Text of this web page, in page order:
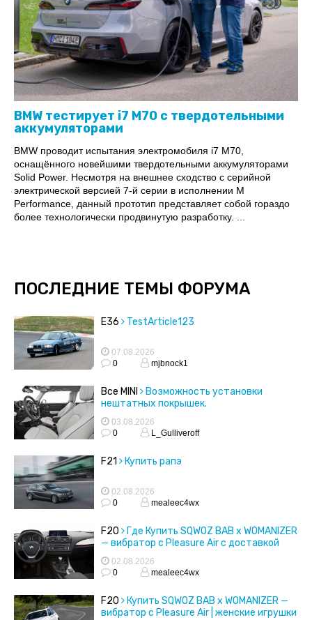
BMW тестирует i7 M70 с твердотельными
аккумуляторами
BMW проводит испытания электромобиля i7 M70,
оснащённого новейшими твердотельными аккумуляторами
Solid Power. Несмотря на внешнее сходство с серийной
электрической версией 7-й серии в исполнении M
Performance, данный прототип представляет собой гораздо
более технологически продвинутую разработку. ...
ПОСЛЕДНИЕ ТЕМЫ ФОРУМА
E36 TestArticle123
07.08.2026
0
mjbnock1
Все MINI
Возможность установки
нештатных покрышек.
03.08.2026
0
L_Gulliveroff
F21 Купить рапэ
02.08.2026
0
mealeec4wx
F20
Где Купить SQWOZ BAB x WOMANIZER
— вибратор с Pleasure Air с доставкой
02.08.2026
0
mealeec4wx
F20
Купить SQWOZ BAB x WOMANIZER —
вибратор с Pleasure Air | женские игрушки